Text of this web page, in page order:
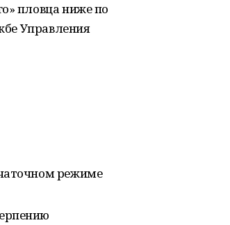
пловца ниже по
Управления
режиме